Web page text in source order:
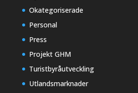
Okategoriserade
Personal
Press
Projekt GHM
Turistbyråutveckling
Utlandsmarknader